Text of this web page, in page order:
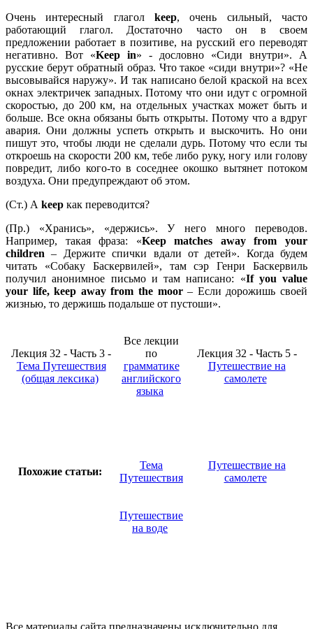
Очень интересный глагол keep, очень сильный, часто
работающий глагол. Достаточно часто он в своем
предложении работает в позитиве, на русский его переводят
негативно. Вот «Keep in» - дословно «Сиди внутри». А
русские берут обратный образ. Что такое «сиди внутри»? «Не
высовывайся наружу». И так написано белой краской на всех
окнах электричек западных. Потому что они идут с огромной
скоростью, до 200 км, на отдельных участках может быть и
больше. Все окна обязаны быть открыты. Потому что а вдруг
авария. Они должны успеть открыть и выскочить. Но они
пишут это, чтобы люди не сделали дурь. Потому что если ты
откроешь на скорости 200 км, тебе либо руку, ногу или голову
повредит, либо кого-то в соседнее окошко вытянет потоком
воздуха. Они предупреждают об этом.
(Ст.) А keep как переводится?
(Пр.) «Хранись», «держись». У него много переводов.
Например, такая фраза: «Keepmatches awayfromyour
children – Держите спички вдали от детей». Когда будем
читать «Собаку Баскервилей», там сэр Генри Баскервиль
получил анонимное письмо и там написано: «If you value
your life,keep awayfromthe moor– Если дорожишь своей
жизнью, то держишь подальше от пустоши».
Лекция 32 - Часть 3 -
Тема Путешествия
(общая лексика)
Все лекции
по
грамматике
английского
языка
Лекция 32 - Часть 5 -
Путешествие на
самолете
Похожие статьи:
Тема
Путешествия
Путешествие на
самолете
Путешествие
на воде
Все материалы сайта предназначены исключительно для